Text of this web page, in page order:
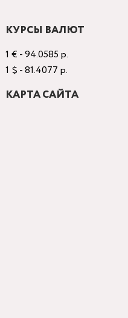
КУРСЫ ВАЛЮТ
1 € - 94.0585 р.
1 $ - 81.4077 р.
КАРТА САЙТА